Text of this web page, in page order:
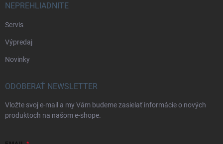
NEPREHLIADNITE
Servis
Výpredaj
Novinky
ODOBERAŤ NEWSLETTER
Vložte svoj e-mail a my Vám budeme zasielať informácie o nových
produktoch na našom e-shope.